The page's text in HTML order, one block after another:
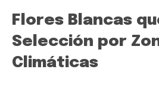
Flores Blancas
Selección por
Climáticas